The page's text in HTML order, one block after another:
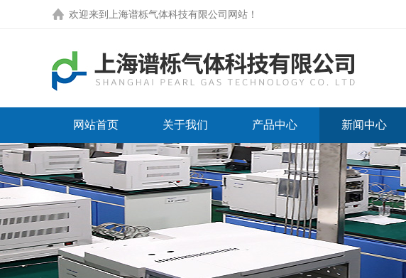
欢迎来到 上海谱栎气体科技有限公司网站 ！
网站首页 关于我们 产品中心 新闻中心